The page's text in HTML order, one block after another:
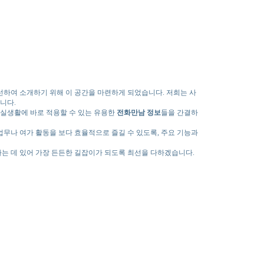
여 소개하기 위해 이 공간을 마련하게 되었습니다. 저희는 사
다.
생활에 바로 적용할 수 있는 유용한 전화만남 정보들을 간결하
무나 여가 활동을 보다 효율적으로 즐길 수 있도록, 주요 기능과
데 있어 가장 든든한 길잡이가 되도록 최선을 다하겠습니다.